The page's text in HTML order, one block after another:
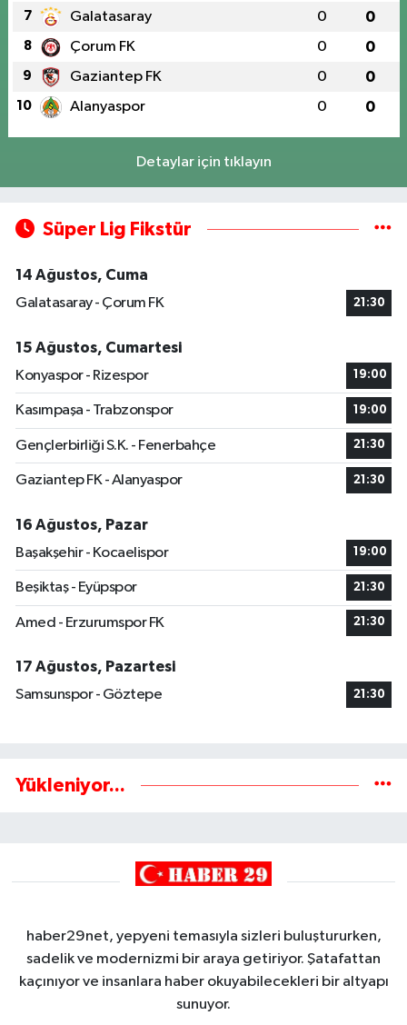
7 Galatasaray 0 0
8 Çorum FK 0 0
9 Gaziantep FK 0 0
10 Alanyaspor 0 0
Detaylar için tıklayın
Süper Lig Fikstür
14 Ağustos, Cuma
Galatasaray - Çorum FK
21:30
15 Ağustos, Cumartesi
Konyaspor - Rizespor
19:00
Kasımpaşa - Trabzonspor 19:00
Gençlerbirliği S.K. - Fenerbahçe 21:30
Gaziantep FK - Alanyaspor 21:30
16 Ağustos, Pazar
Başakşehir - Kocaelispor
19:00
Beşiktaş - Eyüpspor 21:30
Amed - Erzurumspor FK 21:30
17 Ağustos, Pazartesi
Samsunspor - Göztepe
21:30
Yükleniyor...
haber29net, yepyeni temasıyla sizleri buluştururken,
sadelik ve modernizmi bir araya getiriyor. Şatafattan
kaçınıyor ve insanlara haber okuyabilecekleri bir altyapı
sunuyor.